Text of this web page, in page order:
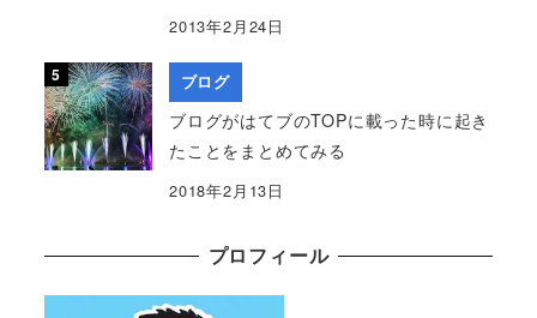
2013年2月24日
ブログ
ブログがはてブのTOPに載った時に起き
たことをまとめてみる
2018年2月13日
プロフィール